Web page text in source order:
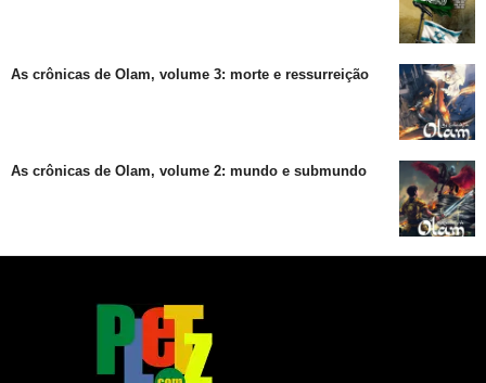
As crônicas de Olam, volume 3: morte e ressurreição
As crônicas de Olam, volume 2: mundo e submundo